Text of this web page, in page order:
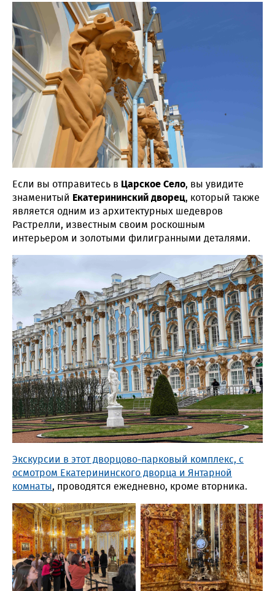
Если вы отправитесь в Царское Село, вы увидите
знаменитый Екатерининский дворец, который также
является одним из архитектурных шедевров
Растрелли, известным своим роскошным
интерьером и золотыми филигранными деталями.
Экскурсии в этот дворцово-парковый комплекс, с
осмотром Екатерининского дворца и Янтарной
комнаты, проводятся ежедневно, кроме вторника.